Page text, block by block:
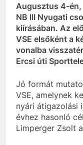
Augusztus 4-én,
NB III Nyugati
kiírásában. Az
VSE elsőként a
vonalba
Ercsi úti
Jó formát
VSE, amelynek
nyári átigazolási
évhez hasonló
Limperger Zsolt